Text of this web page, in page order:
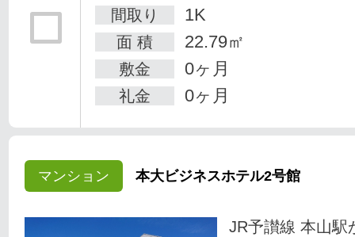
間取り
1K
面 積 22.79㎡
敷金 0ヶ月
礼金 0ヶ月
マンション 本大ビジネスホテル2号館
JR予讃線 本山駅